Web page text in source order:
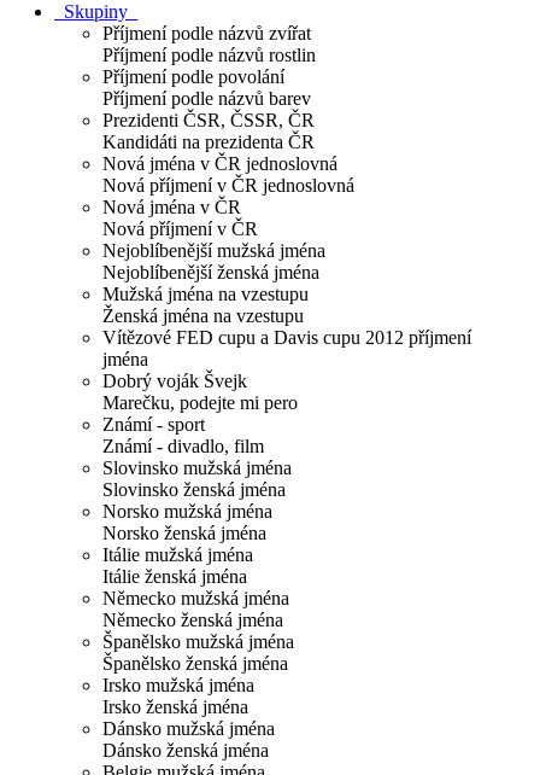
Skupiny
Příjmení podle názvů zvířat
Příjmení podle názvů rostlin
Příjmení podle povolání
Příjmení podle názvů barev
Prezidenti ČSR, ČSSR, ČR
Kandidáti na prezidenta ČR
Nová jména v ČR jednoslovná
Nová příjmení v ČR jednoslovná
Nová jména v ČR
Nová příjmení v ČR
Nejoblíbenější mužská jména
Nejoblíbenější ženská jména
Mužská jména na vzestupu
Ženská jména na vzestupu
Vítězové FED cupu a Davis cupu 2012 příjmení
jména
Dobrý voják Švejk
Marečku, podejte mi pero
Známí - sport
Známí - divadlo, film
Slovinsko mužská jména
Slovinsko ženská jména
Norsko mužská jména
Norsko ženská jména
Itálie mužská jména
Itálie ženská jména
Německo mužská jména
Německo ženská jména
Španělsko mužská jména
Španělsko ženská jména
Irsko mužská jména
Irsko ženská jména
Dánsko mužská jména
Dánsko ženská jména